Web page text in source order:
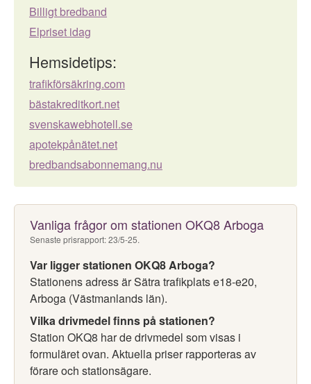
Billigt bredband
Elpriset idag
Hemsidetips:
trafikförsäkring.com
bästakreditkort.net
svenskawebhotell.se
apotekpånätet.net
bredbandsabonnemang.nu
Vanliga frågor om stationen OKQ8 Arboga
Senaste prisrapport: 23/5-25.
Var ligger stationen OKQ8 Arboga?
Stationens adress är Sätra trafikplats e18-e20,
Arboga (Västmanlands län).
Vilka drivmedel finns på stationen?
Station OKQ8 har de drivmedel som visas i
formuläret ovan. Aktuella priser rapporteras av
förare och stationsägare.